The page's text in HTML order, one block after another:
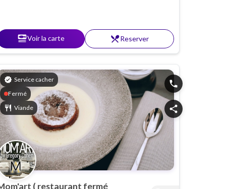
set_mealVoir la carte restaurant_menuReserver
verified Service cacher
Fermé
restaurant Viande
phone
share
( restaurant fermé